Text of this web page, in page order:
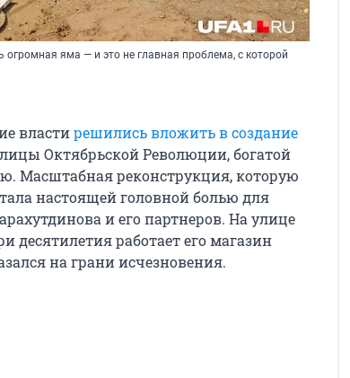
яма — и это не главная проблема, с которой
властирешились вложить в создание
Октябрьской Революции, богатой
Масштабная реконструкция, которую
настоящей головной болью для
и его партнеров. На улице
работает его магазин
на грани исчезновения.